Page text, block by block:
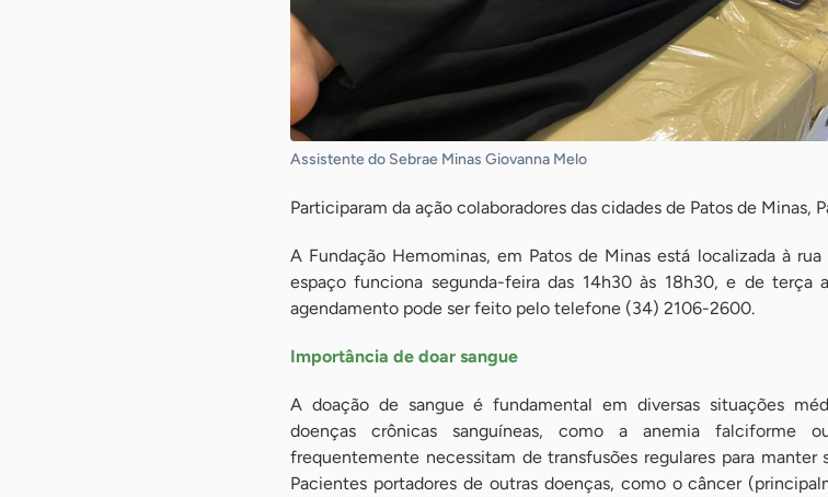
Assistente do Sebrae Minas Giovanna Melo
Participaram da ação colaboradores das cidades de Patos de Minas,
A Fundação Hemominas, em Patos de Minas está localizada à
espaço funciona segunda-feira das 14h30 às 18h30, e de terça
agendamento pode ser feito pelo telefone (34) 2106-2600.
Importância de doar sangue
A doação de sangue é fundamental em diversas situações
doenças crônicas sanguíneas, como a anemia falciforme
frequentemente necessitam de transfusões regulares para manter
Pacientes portadores de outras doenças, como o câncer